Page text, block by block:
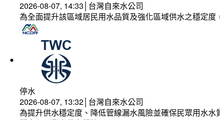
2026-08-07, 14:33│台灣自來水公司
為全面提升該區域居民用水品質及強化區域供水之穩定
停水
2026-08-07, 13:32│台灣自來水公司
為提升供水穩定度、降低管線漏水風險並確保民眾用水